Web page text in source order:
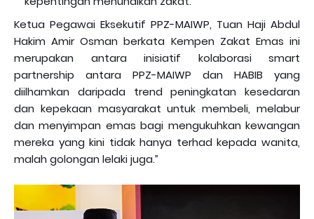
Ketua Pegawai Eksekutif PPZ-MAIWP, Tuan Haji Abdul
Hakim Amir Osman berkata Kempen Zakat Emas ini
merupakan antara inisiatif kolaborasi smart
partnership antara PPZ-MAIWP dan HABIB yang
diilhamkan daripada trend peningkatan kesedaran
dan kepekaan masyarakat untuk membeli, melabur
dan menyimpan emas bagi mengukuhkan kewangan
mereka yang kini tidak hanya terhad kepada wanita,
malah golongan lelaki juga.”